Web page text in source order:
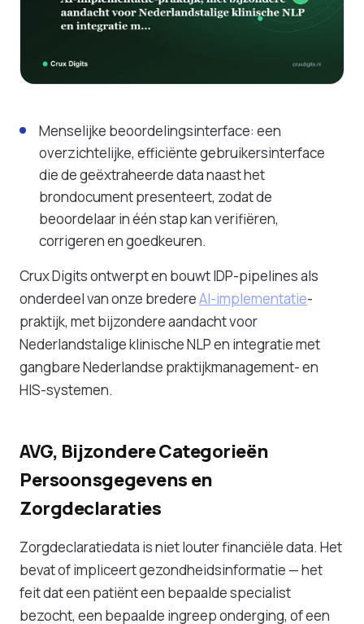
Menselijke beoordelingsinterface: een
overzichtelijke, efficiënte gebruikersinterface
die de geëxtraheerde data naast het
brondocument presenteert, zodat de
beoordelaar in één stap kan verifiëren,
corrigeren en goedkeuren.
Crux Digits ontwerpt en bouwt IDP-pipelines als
onderdeel van onze bredereAI-implementatie-
praktijk, met bijzondere aandacht voor
Nederlandstalige klinische NLP en integratie met
gangbare Nederlandse praktijkmanagement- en
HIS-systemen.
AVG, Bijzondere Categorieën
Persoonsgegevens en
Zorgdeclaraties
Zorgdeclaratiedata is niet louter financiële data. Het
bevat of impliceert gezondheidsinformatie — het
feit dat een patiënt een bepaalde specialist
bezocht, een bepaalde ingreep onderging, of een